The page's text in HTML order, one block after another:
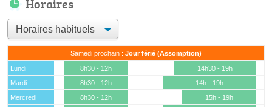
Horaires
Samedi prochain : Jour férié (Assomption)
Lundi 8h30 - 12h
14h30 - 19h
Mardi
8h30 - 12h
14h - 19h
Mercredi
8h30 - 12h
15h - 19h